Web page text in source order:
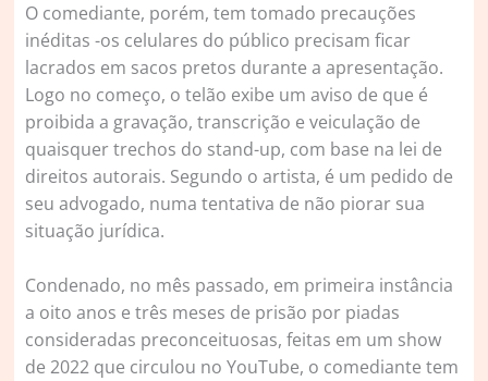
O comediante, porém, tem tomado precauções
inéditas -os celulares do público precisam ficar
lacrados em sacos pretos durante a apresentação.
Logo no começo, o telão exibe um aviso de que é
proibida a gravação, transcrição e veiculação de
quaisquer trechos do stand-up, com base na lei de
direitos autorais. Segundo o artista, é um pedido de
seu advogado, numa tentativa de não piorar sua
situação jurídica.
Condenado, no mês passado, em primeira instância
a oito anos e três meses de prisão por piadas
consideradas preconceituosas, feitas em um show
de 2022 que circulou no YouTube, o comediante tem